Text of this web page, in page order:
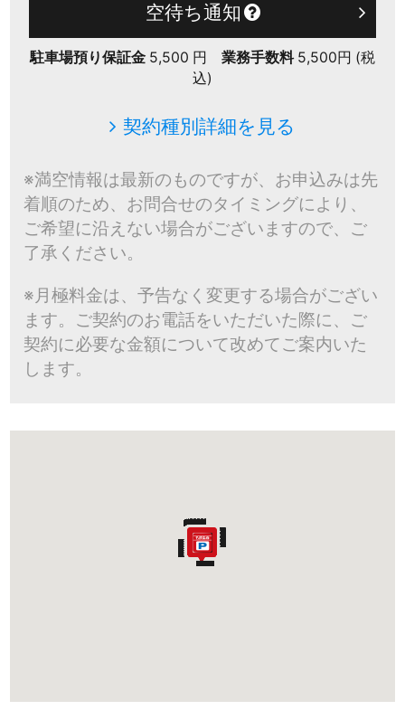
空待ち通知
駐車場預り保証金 5,500 円 業務手数料 5,500円 (税
込)
契約種別詳細を見る
※満空情報は最新のものですが、お申込みは先
着順のため、お問合せのタイミングにより、
ご希望に沿えない場合がございますので、ご
了承ください。
※月極料金は、予告なく変更する場合がござい
ます。ご契約のお電話をいただいた際に、ご
契約に必要な金額について改めてご案内いた
します。